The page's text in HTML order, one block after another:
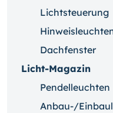
Lichtsteuerung
Dachfenster
Licht-Magazin
Pendelleuchten
Anbau-/